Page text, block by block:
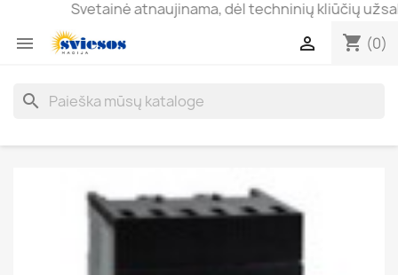
Svetainė atnaujinama, dėl techninių kliūčių
 shopping_cart (0)

search